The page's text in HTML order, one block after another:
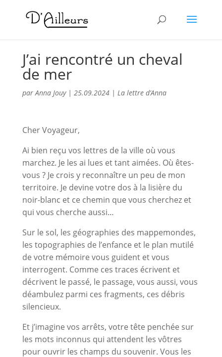
J’ai rencontré un cheval
de mer
parAnna Jouy| 25.09.2024| La lettre d’Anna
Cher Voyageur,
Ai bien reçu vos lettres de la ville où vous
marchez. Je les ai lues et tant aimées. Où êtes-
vous ? Je crois y reconnaître un peu de mon
territoire. Je devine votre dos à la lisière du
noir-blanc et ce chemin que vous cherchez et
qui vous cherche aussi…
Sur le sol, les géographies des mappemondes,
les topographies de l’enfance et le plan mutilé
de votre mémoire vous guident et vous
interrogent. Comme ces traces écrivent et
décrivent le passé, le passage, vous aussi, vous
déambulez parmi ces fragments, ces débris
silencieux.
Et j’imagine vos arrêts, votre tête penchée sur
les mots inconnus qui attendent les vôtres
pour ouvrir les champs du souvenir. Vous les